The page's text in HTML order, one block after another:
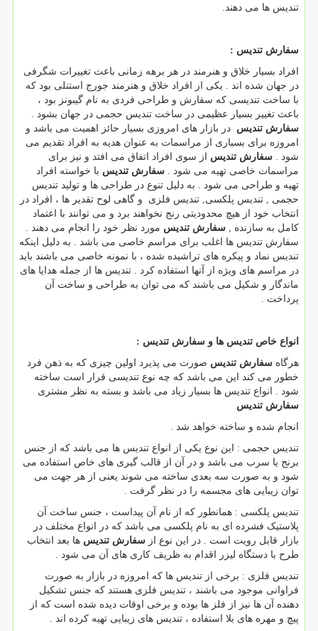
تندیس ها می دهند.
سفارش تندیس :
افراد بسیار خلاق و هنرمند در هر برهه زمانی باعث تغییرات شگرفی
در جهان شده اند . یکی از افراد خلاق و هنرمند جورج استنلی بود که
با ساخت تندیسی که سفارش و طراحی فردی به نام گیبونز بود ،
باعث تغییر بسیار عظیمی در ساخت تندیس حجمی در جهان بشود .
سفارش تندیس در بازار های امروزی بسیار حائز اهمیت می باشد و
امروزه برای بسیاری از مراسمات به عنوان هدیه به افراد تقدیم می
شود . سفارش تندیس از سوی افراد اتفاق می افتد و نیز برای
مراسمات خاصی تهیه می شود . سفارش تندیس با خواسته افراد
تهیه و طراحی می شود . به دلیل تنوع در طراحی ها و تولید تندیس
حجمی , تندیس پلکسی, تندیس فلزی و گاهی لوح تقدیر ها ، افراد در
انتخاب خود از هیچ محدودیتی رنج نخواهند برد و می توانند با اعتماد
کامل به سازنده , سفارش تندیس مورد نظر خود را انجام می دهند .
سفارش تندیس ها اغلب برای مراسم خاصی می باشد . به دلیل اینکه
تندیس نماد و پیکره های تراشیده شده ، با نمونه خاصی می باشند باید
در مراسم های ویژه از آنها استفاده کرد . تندیس ها از جمله هدایا های
ماندگار و شکیل می باشند که می توان به طراحی و ساخت آن
پرداخت .
انواع خاص تندیس ها و سفارش تندیس :
هرگاه سفارش تندیس صورت می پذیرد اولین چیزی که به ذهن فرد
خطور می کند این می باشد که چه نوع تندیسی قرار است ساخته
شود . انواع تندیس ها بسیار زیاد می باشد و بسته به نظر مشتری
سفارش تندیس
انجام شده و ساخته خواهد شد .
تندیس حجمی : این نوع یکی از انواع تندیس ها می باشد که از جنس
برنج یا سرب می باشد و در آن از قالب گیری های خاص استفاده می
شود و به صورت سه بعدی ساخته می شوند یعنی از هر جهت می
توان زیبایی های مجسمه را در نظر گرفت .
تندیس پلکسی : همانطور که از نام آن پیداست ، جنس ساخت آن
پلاستیک فشرده ای به نام پلکسی می باشد که در انواع مختلف در
بازار قابل رویت است . در این نوع از سفارش تندیس ها بعد انتخاب
طرح با دستگاه لیزر اقدام به ظریف کاری های آن می شود .
تندیس فلزی : برخی از تندیس ها که امروزه در بازار به صورت
فراوانی موجود می باشند ، تندیس فلزی هستند که جنس تشکیل
دهنده آن ها نیز از فلز ها بوده و برخی اوقات دیده شده است که از
پیچ و مهره های بلا استفاده ، تندیس های زیبایی تهیه کرده اند .